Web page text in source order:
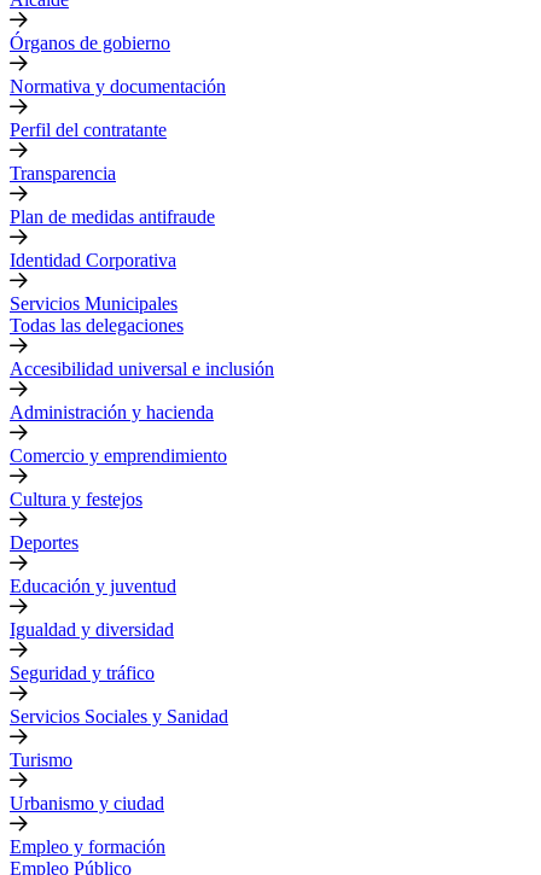
Órganos de gobierno
Normativa y documentación
Perfil del contratante
Transparencia
Plan de medidas antifraude
Identidad Corporativa
Servicios Municipales
Todas las delegaciones
Accesibilidad universal e inclusión
Administración y hacienda
Comercio y emprendimiento
Cultura y festejos
Deportes
Educación y juventud
Igualdad y diversidad
Seguridad y tráfico
Servicios Sociales y Sanidad
Turismo
Urbanismo y ciudad
Empleo y formación
Empleo Público